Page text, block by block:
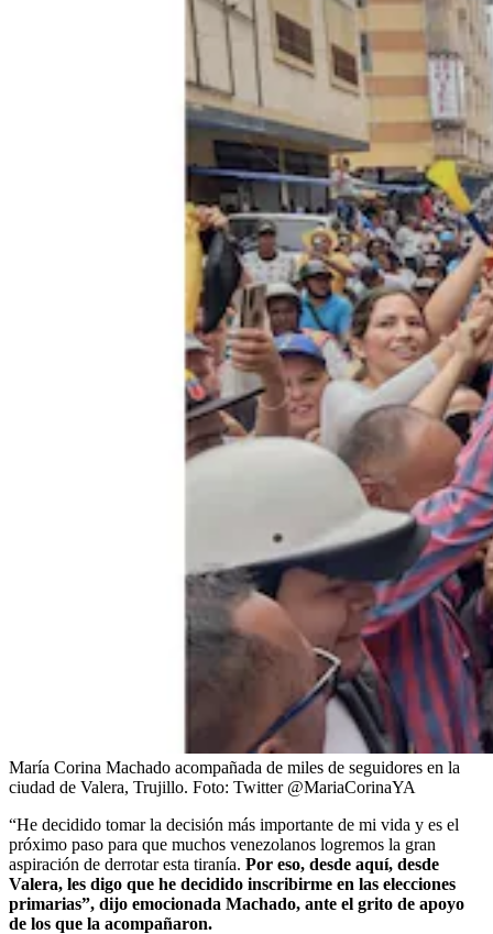
María Corina Machado acompañada de miles de seguidores en la
ciudad de Valera, Trujillo. Foto: Twitter @MariaCorinaYA
“He decidido tomar la decisión más importante de mi vida y es el
próximo paso para que muchos venezolanos logremos la gran
aspiración de derrotar esta tiranía. Por eso, desde aquí, desde
Valera, les digo que he decidido inscribirme en las elecciones
primarias”, dijo emocionada Machado, ante el grito de apoyo
de los que la acompañaron.